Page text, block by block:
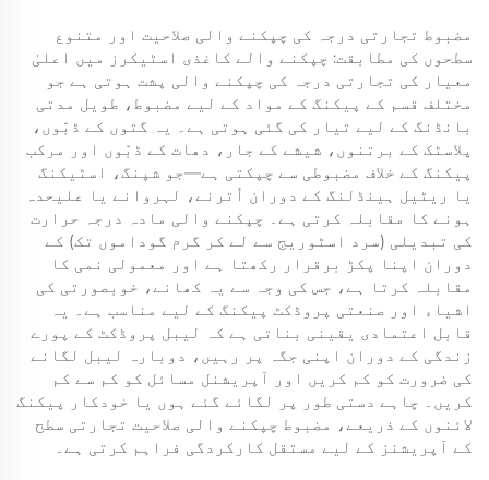
مضبوط تجارتی درجہ کی چپکنے والی صلاحیت اور متنوع
سطحوں کی مطابقت: چپکنے والے کاغذی اسٹیکرز میں اعلیٰ
معیار کی تجارتی درجہ کی چپکنے والی پشت ہوتی ہے جو
مختلف قسم کے پیکنگ کے مواد کے لیے مضبوط، طویل مدتی
بانڈنگ کے لیے تیار کی گئی ہوتی ہے۔ یہ گتوں کے ڈبّوں،
پلاسٹک کے برتنوں، شیشے کے جار، دھات کے ڈبّوں اور مرکب
پیکنگ کے خلاف مضبوطی سے چپکتی ہے—جو شپنگ، اسٹیکنگ
یا ریٹیل ہینڈلنگ کے دوران اُترنے، لہروانے یا علیحدہ
ہونے کا مقابلہ کرتی ہے۔ چپکنے والی مادہ درجہ حرارت
کی تبدیلی (سرد اسٹوریج سے لے کر گرم گوداموں تک) کے
دوران اپنا پکڑ برقرار رکھتا ہے اور معمولی نمی کا
مقابلہ کرتا ہے، جس کی وجہ سے یہ کھانے، خوبصورتی کی
اشیاء اور صنعتی پروڈکٹ پیکنگ کے لیے مناسب ہے۔ یہ
قابل اعتمادی یقینی بناتی ہے کہ لیبل پروڈکٹ کے پورے
زندگی کے دوران اپنی جگہ پر رہیں، دوبارہ لیبل لگانے
کی ضرورت کو کم کریں اور آپریشنل مسائل کو کم سے کم
کریں۔ چاہے دستی طور پر لگائے گئے ہوں یا خودکار پیکنگ
لائنوں کے ذریعے، مضبوط چپکنے والی صلاحیت تجارتی سطح
کے آپریشنز کے لیے مستقل کارکردگی فراہم کرتی ہے۔